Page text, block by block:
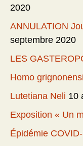
2020
ANNULATION
septembre 2020
LES
Homo
Lutetiana Neli 10
Exposition « Un
Épidémie